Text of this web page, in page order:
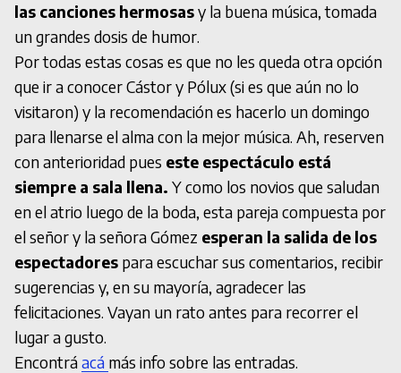
las canciones hermosasy la buena música, tomada
un grandes dosis de humor.
Por todas estas cosas es que no les queda otra opción
que ir a conocer Cástor y Pólux (si es que aún no lo
visitaron) y la recomendación es hacerlo un domingo
para llenarse el alma con la mejor música. Ah, reserven
con anterioridad pues este espectáculo está
siempre a sala llena. Y como los novios que saludan
en el atrio luego de la boda, esta pareja compuesta por
el señor y la señora Gómez esperan la salida de los
espectadores para escuchar sus comentarios, recibir
sugerencias y, en su mayoría, agradecer las
felicitaciones. Vayan un rato antes para recorrer el
lugar a gusto.
Encontráacá más info sobre las entradas.